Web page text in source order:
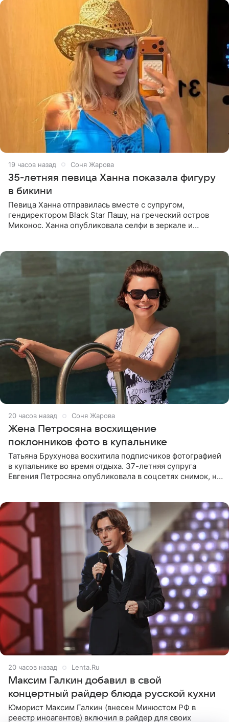
19 часов назад Соня Жарова
35-летняя певица Ханна показала фигуру
в бикини
Певица Ханна отправилась вместе с супругом,
гендиректором Black Star Пашу, на греческий остров
Миконос. Ханна опубликовала селфи в зеркале и
20 часов назад Соня Жарова
Жена Петросяна восхищение
поклонников фото в купальнике
Татьяна Брухунова восхитила подписчиков фотографией
в купальнике во время отдыха. 37-летняя супруга
Евгения Петросяна опубликовала в соцсетях снимок, на
20 часов назад Lenta.Ru
Максим Галкин добавил в свой
концертный райдер блюда русской кухни
Юморист Максим Галкин (внесен Минюстом РФ в
реестр иноагентов) включил в райдер для своих